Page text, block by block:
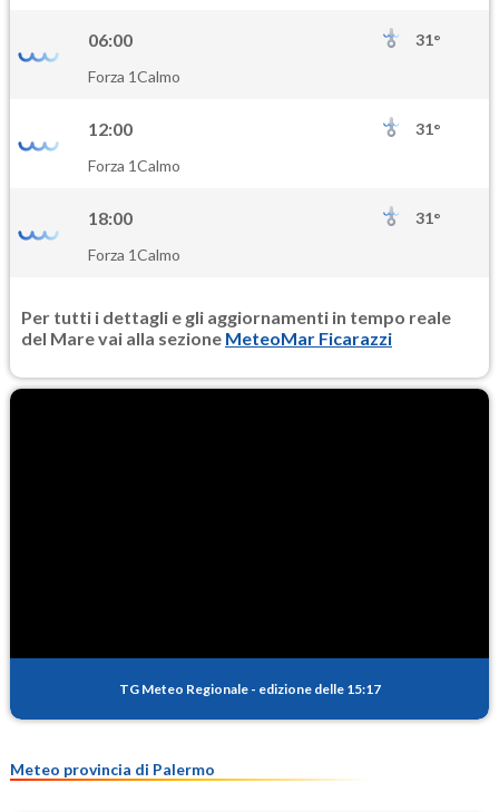
PM10
PM25
06:00
31°
Forza 1Calmo
12:00
31°
Forza 1Calmo
18:00
31°
Forza 1Calmo
Per tutti i dettagli e gli aggiornamenti in tempo reale
del Mare vai alla sezione MeteoMar Ficarazzi
TG Meteo Regionale - edizione delle 15:17
Meteo provincia di Palermo